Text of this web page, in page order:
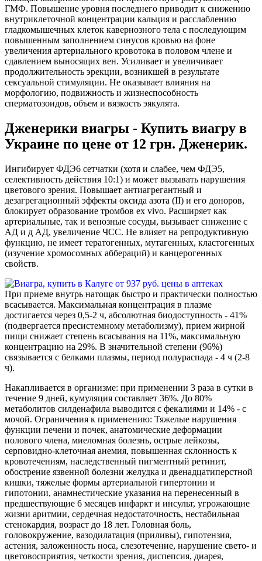
ГМФ. Повышение уровня последнего приводит к снижению
внутриклеточной концентрации кальция и расслаблению
гладкомышечных клеток кавернозного тела с последующим
повышенным заполнением синусов кровью на фоне
увеличения артериального кровотока в половом члене и
сдавлением выносящих вен. Усиливает и увеличивает
продолжительность эрекции, возникшей в результате
сексуальной стимуляции. Не оказывает влияния на
морфологию, подвижность и жизнеспособность
сперматозоидов, объем и вязкость эякулята.
Дженерики виагры - Купить виагру в
Украине по цене от 12 грн. Дженерик.
Ингибирует ФДЭ6 сетчатки (хотя и слабее, чем ФДЭ5,
селективность действия 10:1) и может вызывать нарушения
цветового зрения. Повышает антиагрегантный и
дезагрегационный эффекты оксида азота (II) и его доноров,
блокирует образование тромбов ex vivo. Расширяет как
артериальные, так и венозные сосуды, вызывает снижение с
АД и д АД, увеличение ЧСС. Не влияет на репродуктивную
функцию, не имеет тератогенных, мутагенных, кластогенных
(изучение хромосомных аббераций) и канцерогенных
свойств.
При приеме внутрь натощак быстро и практически полностью
всасывается. Максимальная концентрация в плазме
достигается через 0,5-2 ч, абсолютная биодоступность - 41%
(подвергается пресистемному метаболизму), прием жирной
пищи снижает степень всасывания на 11%, максимальную
концентрацию на 29%. В значительной степени (96%)
связывается с белками плазмы, период полураспада - 4 ч (2-8
ч).
Накапливается в организме: при применении 3 раза в сутки в
течение 9 дней, кумуляция составляет 36%. До 80%
метаболитов силденафила выводится с фекалиями и 14% - с
мочой. Ограничения к применению: Тяжелые нарушения
функции печени и почек, анатомические деформации
полового члена, миеломная болезнь, острые лейкозы,
серповидно-клеточная анемия, повышенная склонность к
кровотечениям, наследственный пигментный ретинит,
обострение язвенной болезни желудка и двенадцатиперстной
кишки, тяжелые формы артериальной гипертонии и
гипотонии, анамнестические указания на перенесенный в
предшествующие 6 месяцев инфаркт и инсульт, угрожающие
жизни аритмии, сердечная недостаточность, нестабильная
стенокардия, возраст до 18 лет. Головная боль,
головокружение, вазодилатация (приливы), гипотензия,
астения, заложенность носа, слезотечение, нарушение свето- и
цветовосприятия, четкости зрения, диспепсия, диарея,